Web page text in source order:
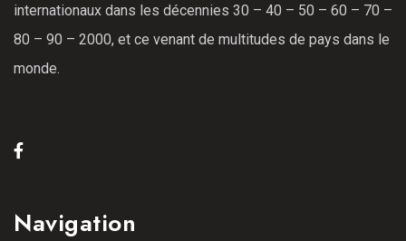
internationaux dans les décennies 30 – 40 – 50 – 60 – 70 –
80 – 90 – 2000, et ce venant de multitudes de pays dans le
monde.
Navigation